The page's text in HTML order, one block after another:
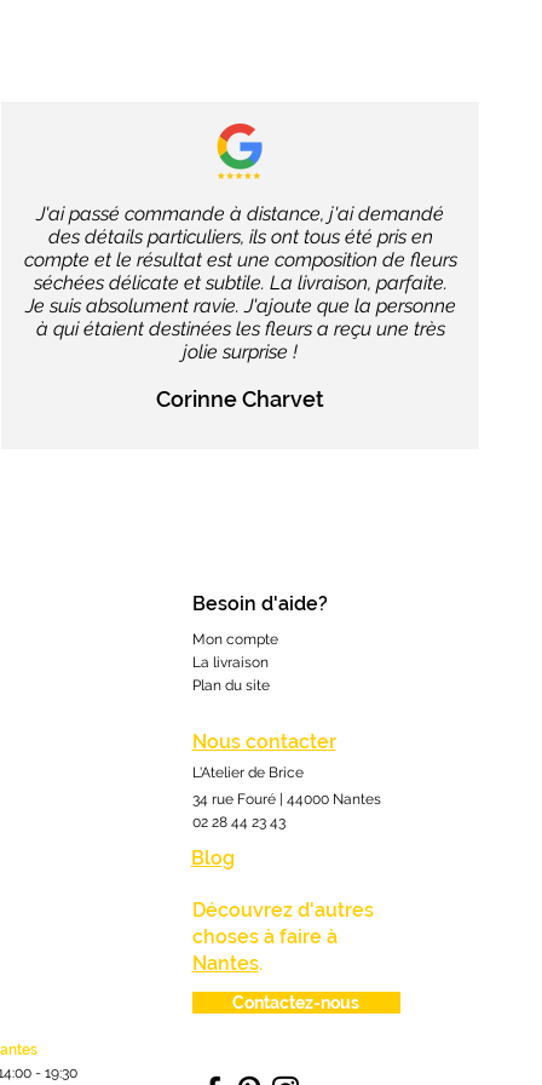
J'ai passé commande à distance, j'ai demandé
des détails particuliers, ils ont tous été pris en
compte et le résultat est une composition de fleurs
séchées délicate et subtile. La livraison, parfaite.
Je suis absolument ravie. J'ajoute que la personne
à qui étaient destinées les fleurs a reçu une très
jolie surprise !
Corinne Charvet
4:00- 19:30
Besoin d'aide?
Mon compte
La livraison
Plan du site
Nous contacter
L'Atelier de Brice
34 rue Fouré | 44000 Nantes
02 28 44 23 43
Blog
Découvrez d'autres
choses à faire à
Nantes.
Contactez-nous